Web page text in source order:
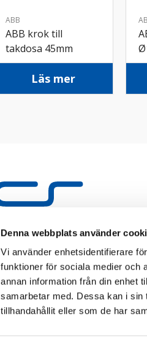
Denna webbplats använder
Vi använder enhetsidentifierare
funktioner för sociala medier och
annan information från din enhet
samarbetar med. Dessa kan i sin
tillhandahållit eller som de har
ABB
ABB krok till
takdosa 45mm
Läs mer